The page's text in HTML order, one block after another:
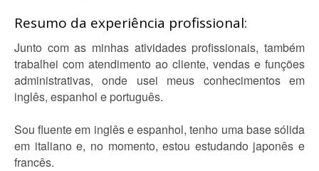
Resumo da experiência profissional:
Junto com as minhas atividades profissionais, também
trabalhei com atendimento ao cliente, vendas e funções
administrativas, onde usei meus conhecimentos em
inglês, espanhol e português.
Sou fluente em inglês e espanhol, tenho uma base sólida
em italiano e, no momento, estou estudando japonês e
francês.